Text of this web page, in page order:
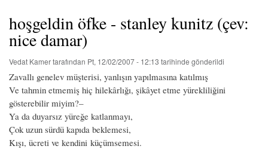
hoşgeldin öfke - stanley kunitz (çev:
nice damar)
Vedat Kamertarafından Pt, 12/02/2007 - 12:13 tarihinde gönderildi
Zavallı genelev müşterisi, yanlışın yapılmasına katılmış
Ve tahmin etmemiş hiç hilekârlığı, şikâyet etme yürekliliğini
gösterebilir miyim?–
Ya da duyarsız yüreğe katlanmayı,
Çok uzun sürdü kapıda beklemesi,
Kışı, ücreti ve kendini küçümsemesi.